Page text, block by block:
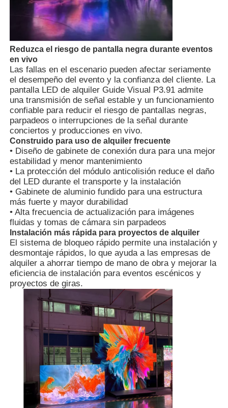
Espectáculo de RV
Sobre nosotros
Visita a la fábrica
Control de calidad
Contacta con nosotros
Noticias
Casos
Solicitar una cita
Pantalla de pared de video LED
pantalla LED
Pantalla del concierto LED
Alquiler de pantallas LED de escenario
Reduzca el riesgo de pantalla negra durante eventos
en vivo
Las fallas en el escenario pueden afectar seriamente
el desempeño del evento y la confianza del cliente. La
pantalla LED de alquiler Guide Visual P3.91 admite
una transmisión de señal estable y un funcionamiento
confiable para reducir el riesgo de pantallas negras,
parpadeos o interrupciones de la señal durante
conciertos y producciones en vivo.
Construido para uso de alquiler frecuente
• Diseño de gabinete de conexión dura para una mejor
estabilidad y menor mantenimiento
• La protección del módulo anticolisión reduce el daño
del LED durante el transporte y la instalación
• Gabinete de aluminio fundido para una estructura
más fuerte y mayor durabilidad
• Alta frecuencia de actualización para imágenes
fluidas y tomas de cámara sin parpadeos
Instalación más rápida para proyectos de alquiler
El sistema de bloqueo rápido permite una instalación y
desmontaje rápidos, lo que ayuda a las empresas de
alquiler a ahorrar tiempo de mano de obra y mejorar la
eficiencia de instalación para eventos escénicos y
proyectos de giras.